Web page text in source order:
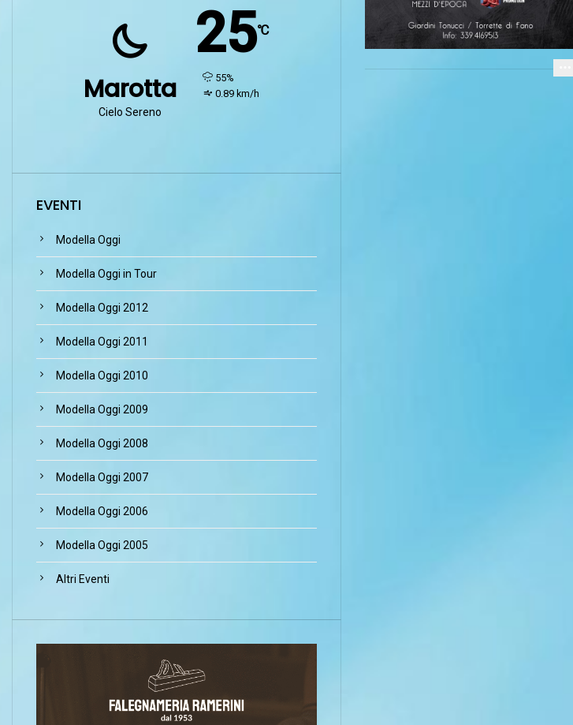
Marotta
Cielo Sereno
25℃
humidity:
55%
wind:
0.89 km/h
EVENTI
Modella Oggi
Modella Oggi in Tour
Modella Oggi 2012
Modella Oggi 2011
Modella Oggi 2010
Modella Oggi 2009
Modella Oggi 2008
Modella Oggi 2007
Modella Oggi 2006
Modella Oggi 2005
Altri Eventi